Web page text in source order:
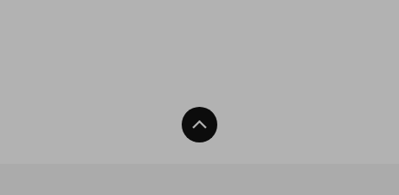
Нагоре